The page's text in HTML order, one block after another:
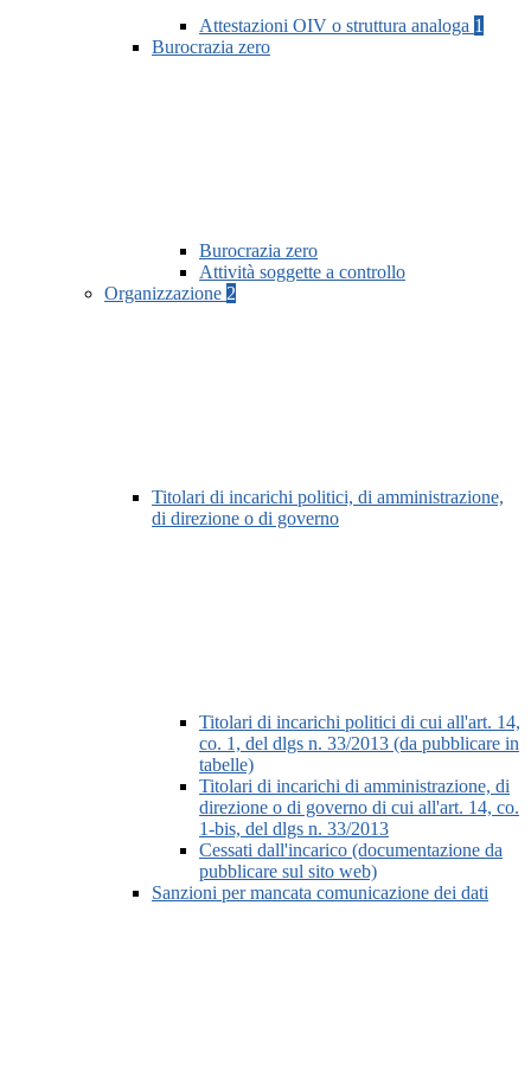
Attestazioni OIV o struttura analoga 1
Burocrazia zero
Burocrazia zero
Attività soggette a controllo
Organizzazione 2
Titolari di incarichi politici, di amministrazione,
di direzione o di governo
Titolari di incarichi politici di cui all'art. 14,
co. 1, del dlgs n. 33/2013 (da pubblicare in
tabelle)
Titolari di incarichi di amministrazione, di
direzione o di governo di cui all'art. 14, co.
1-bis, del dlgs n. 33/2013
Cessati dall'incarico (documentazione da
pubblicare sul sito web)
Sanzioni per mancata comunicazione dei dati